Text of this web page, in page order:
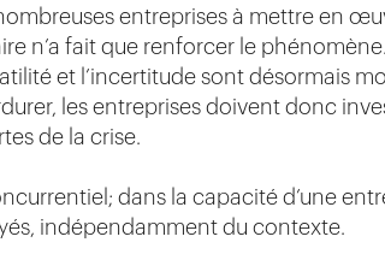
entreprises à mettre en
n’a fait que renforcer le
et l’incertitude sont désormais
les entreprises doivent donc
de la crise.
dans la capacité d’une
indépendamment du contexte.